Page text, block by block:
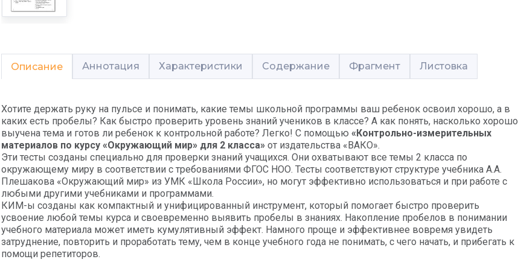
Описание Аннотация Характеристики Содержание Фрагмент Листовка
Хотите держать руку на пульсе и понимать, какие темы школьной программы ваш ребенок освоил хорошо, а в
каких есть пробелы? Как быстро проверить уровень знаний учеников в классе? А как понять, насколько хорошо
выучена тема и готов ли ребенок к контрольной работе? Легко! С помощью «Контрольно-измерительных
материалов по курсу «Окружающий мир» для 2 класса» от издательства «ВАКО».
Эти тесты созданы специально для проверки знаний учащихся. Они охватывают все темы 2 класса по
окружающему миру в соответствии с требованиями ФГОС НОО. Тесты соответствуют структуре учебника А.А.
Плешакова «Окружающий мир» из УМК «Школа России», но могут эффективно использоваться и при работе с
любыми другими учебниками и программами.
КИМ-ы созданы как компактный и унифицированный инструмент, который помогает быстро проверить
усвоение любой темы курса и своевременно выявить пробелы в знаниях. Накопление пробелов в понимании
учебного материала может иметь кумулятивный эффект. Намного проще и эффективнее вовремя увидеть
затруднение, повторить и проработать тему, чем в конце учебного года не понимать, с чего начать, и прибегать к
помощи репетиторов.